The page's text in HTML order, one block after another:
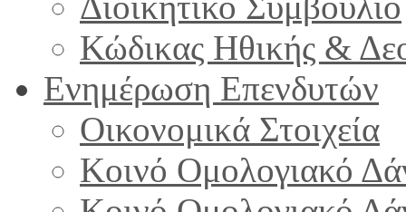
Κώδικας Ηθικής &
Ενημέρωση Επενδυτών
Οικονομικά Στοιχεία
Κοινό Ομολογιακό